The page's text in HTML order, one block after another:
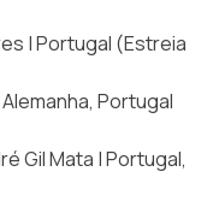
| Portugal (Estreia
Portugal
Gil Mata | Portugal,